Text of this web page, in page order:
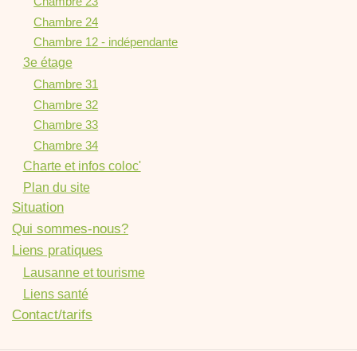
Chambre 24
Chambre 12 - indépendante
3e étage
Chambre 31
Chambre 32
Chambre 33
Chambre 34
Charte et infos coloc'
Plan du site
Situation
Qui sommes-nous?
Liens pratiques
Lausanne et tourisme
Liens santé
Contact/tarifs